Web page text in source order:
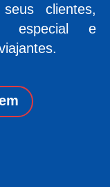
clientes,
especial e